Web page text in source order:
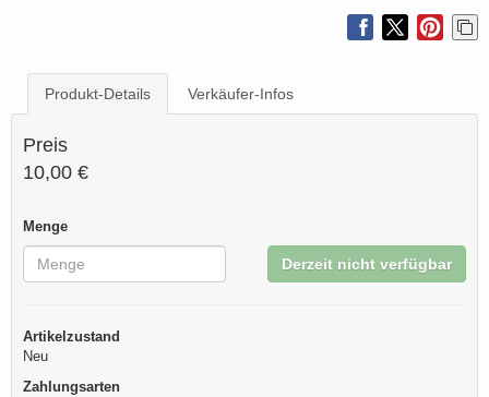
Produkt-Details Verkäufer-Infos
Preis
10,00 €
Menge
Derzeit nicht verfügbar
Artikelzustand
Neu
Zahlungsarten